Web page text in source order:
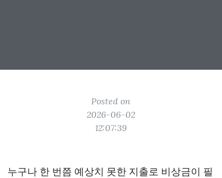
Posted on
2026-06-02
12:07:39
누구나 한 번쯤 예상치 못한 지출로 비상금이 필